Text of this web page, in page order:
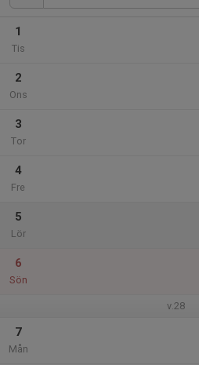
1
Tis
2
Ons
3
Tor
4
Fre
5
Lör
6
Sön
v.28
7
Mån